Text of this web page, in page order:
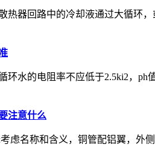
热器回路中的冷却液通过大循环
环水的电阻率不应低于2.5ki2，
注意什么
虑名称和含义，铜管配铝翼，